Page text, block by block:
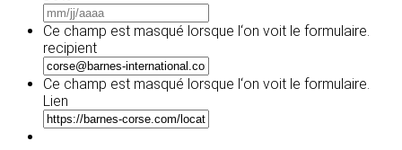
slash
slash
AAAA
Ce champ est masqué lorsque l‘on voit le formulaire.
recipient
Ce champ est masqué lorsque l‘on voit le formulaire.
Lien